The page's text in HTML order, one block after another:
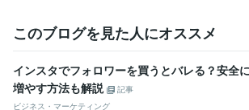
このブログを見た人にオススメ
インスタでフォロワーを買うとバレる？安全
増やす方法も解説
記事
ビジネス・マーケティング